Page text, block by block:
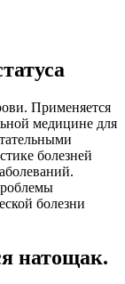
Применяется
медицине для
болезней
болезни
натощак.